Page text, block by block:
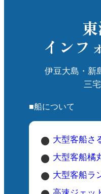
インフ
伊豆大島・新
三
■船について
大型客船さ
大型客船橘
大型客船ラ